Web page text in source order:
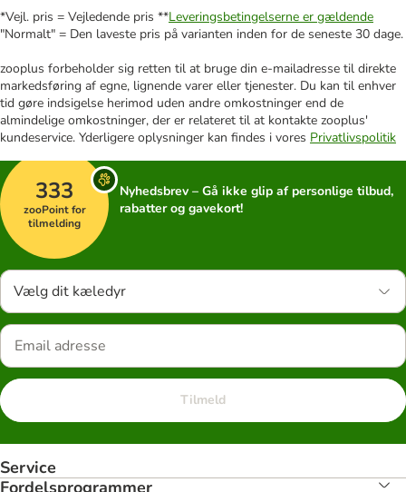
*Vejl. pris = Vejledende pris **Leveringsbetingelserne er gældende
"Normalt" = Den laveste pris på varianten inden for de seneste 30 dage.
zooplus forbeholder sig retten til at bruge din e-mailadresse til direkte
markedsføring af egne, lignende varer eller tjenester. Du kan til enhver
tid gøre indsigelse herimod uden andre omkostninger end de
almindelige omkostninger, der er relateret til at kontakte zooplus'
kundeservice. Yderligere oplysninger kan findes i vores Privatlivspolitik
333
zooPoint for
tilmelding
Nyhedsbrev – Gå ikke glip af personlige tilbud,
rabatter og gavekort!
Vælg dit kæledyr
Tilmeld
Service
Fordelsprogrammer